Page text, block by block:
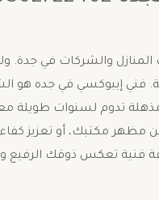
والشركات في جدة.
فني إيبوكسي في جده
مذهلة تدوم لسنوات
مظهر مكتبك، أو تعزيز
تحفة فنية تعكس ذوقك